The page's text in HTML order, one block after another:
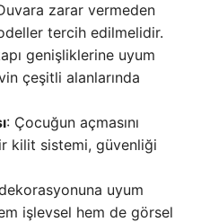
zarar vermeden
tercih edilmelidir.
genişliklerine uyum
çeşitli alanlarında
: Çocuğun açmasını
kilit sistemi, güvenliği
uyum
işlevsel hem de görsel